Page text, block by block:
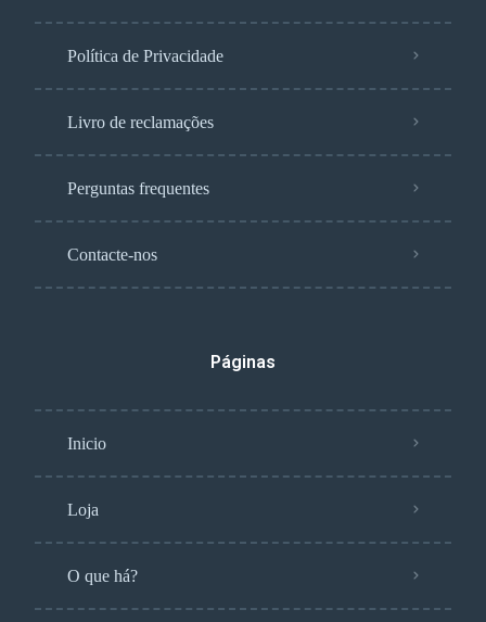
Política de Privacidade
Livro de reclamações
Perguntas frequentes
Contacte-nos
Páginas
Inicio
Loja
O que há?